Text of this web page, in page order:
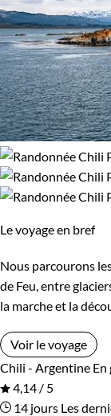
Le voyage en bref
Nous parcourons
de Feu, entre
la marche et la
Voir le voyage
Chili - Argentine En
4,14 / 5
14 jours Les